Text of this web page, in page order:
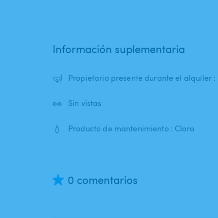
Información suplementaria
🤿 Propietario presente durante el alquiler :
👀 Sin vistas
💧 Producto de mantenimiento : Cloro
0 comentarios